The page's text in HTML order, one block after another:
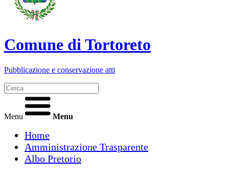
Comune di Tortoreto
Pubblicazione e conservazione atti
Menu Menu
Home
Amministrazione Trasparente
Albo Pretorio